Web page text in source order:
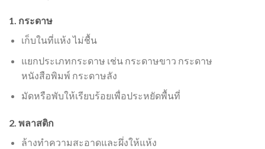
1. กระดาษ
เก็บในที่แห้ง ไม่ชื้น
แยกประเภทกระดาษ เช่น กระดาษขาว กระดาษ
หนังสือพิมพ์ กระดาษลัง
มัดหรือพับให้เรียบร้อยเพื่อประหยัดพื้นที่
2. พลาสติก
ล้างทำความสะอาดและผึ่งให้แห้ง